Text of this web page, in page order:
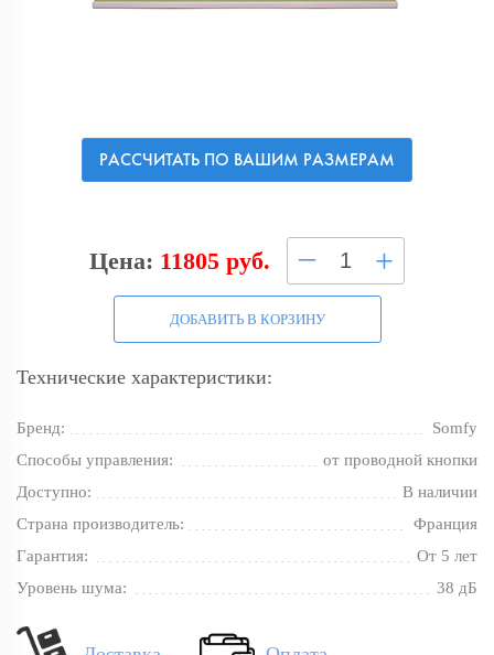
РАССЧИТАТЬ ПО ВАШИМ РАЗМЕРАМ
Цена: 11805 руб. – +
ДОБАВИТЬ В КОРЗИНУ
Технические характеристики:
Бренд:
Somfy
Способы управления:
от проводной кнопки
Доступно:
В наличии
Страна производитель:
Франция
Гарантия:
От 5 лет
Уровень шума:
38 дБ